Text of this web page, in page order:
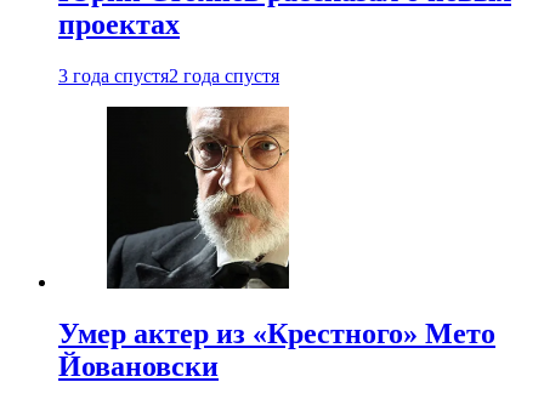
проектах
3 года спустя2 года спустя
Умер актер из «Крестного» Мето
Йовановски